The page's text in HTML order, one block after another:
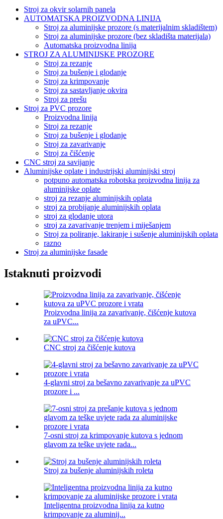
Stroj za okvir solarnih panela
AUTOMATSKA PROIZVODNA LINIJA
Stroj za aluminijske prozore (s materijalnim skladištem)
Stroj za aluminijske prozore (bez skladišta materijala)
Automatska proizvodna linija
STROJ ZA ALUMINIJSKE PROZORE
Stroj za rezanje
Stroj za bušenje i glodanje
Stroj za krimpovanje
Stroj za sastavljanje okvira
Stroj za prešu
Stroj za PVC prozore
Proizvodna linija
Stroj za rezanje
Stroj za bušenje i glodanje
Stroj za zavarivanje
Stroj za čišćenje
CNC stroj za savijanje
Aluminijske oplate i industrijski aluminijski stroj
potpuno automatska robotska proizvodna linija za
aluminijske oplate
stroj za rezanje aluminijskih oplata
stroj za probijanje aluminijskih oplata
stroj za glodanje utora
stroj za zavarivanje trenjem i miješanjem
Stroj za poliranje, lakiranje i sušenje aluminijskih oplata
razno
Stroj za aluminijske fasade
Istaknuti proizvodi
Proizvodna linija za zavarivanje, čišćenje kutova
za uPVC...
CNC stroj za čišćenje kutova
4-glavni stroj za bešavno zavarivanje za uPVC
prozore i ...
7-osni stroj za krimpovanje kutova s ​​jednom
glavom za teške uvjete rada...
Stroj za bušenje aluminijskih roleta
Inteligentna proizvodna linija za kutno
krimpovanje za aluminij...